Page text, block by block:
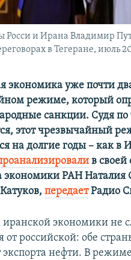
Росси и Ирана Владимир
в Тегеране, июль
экономика уже почти
режиме, который
санкции. Судя по
этот чрезвычайный
на долгие годы – как в
в своей
экономики РАН Наталия
передаетРадио
иранской экономики не
от российской: обе
экспорта нефти. В режиме